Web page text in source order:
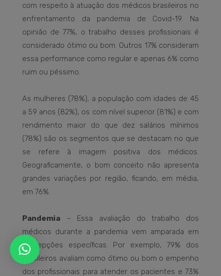
com respeito à atuação dos médicos brasileiros no
enfrentamento da pandemia de Covid-19. Na
opinião de 77%, o trabalho desses profissionais é
considerado ótimo ou bom. Outros 17% consideram
essa performance como regular e apenas 6% como
ruim ou péssimo.
As mulheres (78%), a população com idades de 45
a 59 anos (82%), os com nível superior (81%) e com
rendimento maior do que dez salários mínimos
(78%) são os segmentos que se destacam no que
se refere à imagem positiva dos médicos.
Geograficamente, o bom conceito não apresenta
grandes variações por região, ficando, em média,
em 76%.
Pandemia – Essa avaliação do trabalho dos
médicos durante a pandemia vem amparada em
percepções específicas. Por exemplo, 79% dos
brasileiros avaliam como ótimo ou bom o empenho
dos profissionais para atender os pacientes e 73%